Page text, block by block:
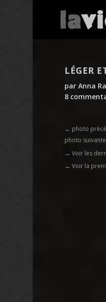
LÉGER
par Anna
8
← photo
photo suivante
→ Voir les
→ Voir la